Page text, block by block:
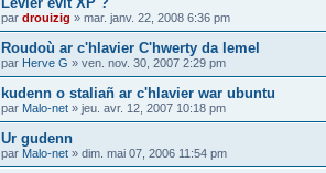
par drouizig » mar. janv. 22, 2008 6:36 pm
Roudoù ar c'hlavier C'hwerty da lemel
par Herve G » ven. nov. 30, 2007 2:29 pm
kudenn o staliañ ar c'hlavier war ubuntu
par Malo-net » jeu. avr. 12, 2007 10:18 pm
Ur gudenn
par Malo-net » dim. mai 07, 2006 11:54 pm